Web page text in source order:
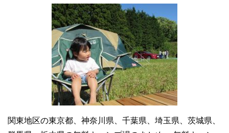
関東地区の東京都、神奈川県、千葉県、埼玉県、茨城県、